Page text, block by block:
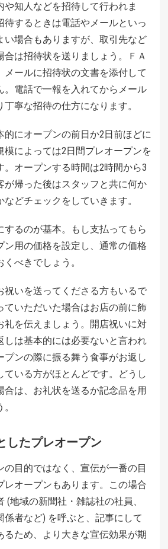
や知人などを招待して行われま
待するときは電話やメールといっ
い場合もありますが、取引先など
合は招待状を送りましょう。ＦＡ
メールに招待状の文書を添付して
。電話で一報を入れてからメール
寧な招待の仕方になります。
的にオープンの前日か2日前ほどに
模によっては2日間プレオープンを
。オープンする時間は2時間から3
が帰った後はスタッフと共に何か
どチェックをしていきます。
するのが基本。もし支払ってもら
ン用の価格を設定し、通常の価格
べきでしょう。
祝いを送ってくださる方もいるで
ていただいた場合はお店の前に飾
礼を伝えましょう。開店祝いに対
しは基本的には必要ないと言われ
プンの際に振る舞う食事がお返し
ている方がほとんどです。どうし
合は、お礼状を送るか記念品を用
したプレオープン
の目的ではなく、宣伝が一番の目
レオープンもあります。この場合
(地域の新聞社・雑誌社の社員、
係者など) を呼ぶと、記事にして
るため、より大きな宣伝効果が期